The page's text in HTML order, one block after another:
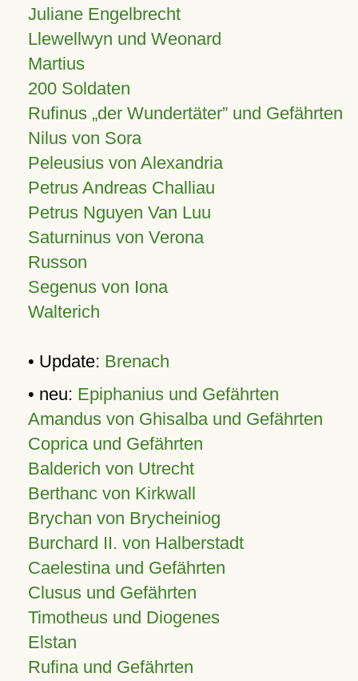
Juliane Engelbrecht
Llewellwyn und Weonard
Martius
200 Soldaten
Rufinus „der Wundertäter” und Gefährten
Nilus von Sora
Peleusius von Alexandria
Petrus Andreas Challiau
Petrus Nguyen Van Luu
Saturninus von Verona
Russon
Segenus von Iona
Walterich
• Update: Brenach
• neu: Epiphanius und Gefährten
Amandus von Ghisalba und Gefährten
Coprica und Gefährten
Balderich von Utrecht
Berthanc von Kirkwall
Brychan von Brycheiniog
Burchard II. von Halberstadt
Caelestina und Gefährten
Clusus und Gefährten
Timotheus und Diogenes
Elstan
Rufina und Gefährten